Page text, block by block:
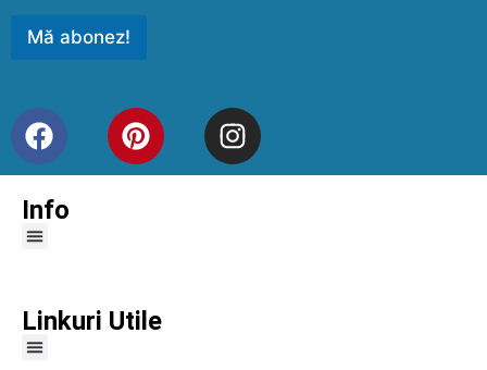
Mă abonez!
Info
Linkuri Utile